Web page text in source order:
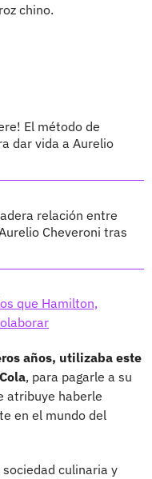
chino.
El método de
dar vida a Aurelio
relación entre
Cheveroni tras
que Hamilton,
años, utilizaba este
, para pagarle a su
atribuye haberle
en el mundo del
culinaria y